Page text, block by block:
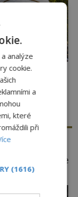
budí
Ypres se
věže slavné
jásají a snaží se
ale
ale bylo jinak.
z
analýze
cookie.
a
které
při
(1616)